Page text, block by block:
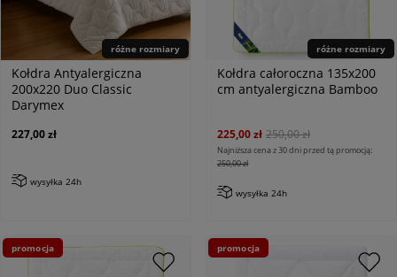
różne rozmiary
Kołdra Antyalergiczna
200x220 Duo Classic
Darymex
227,00 zł
wysyłka 24h
różne rozmiary
Kołdra całoroczna 135x200
cm antyalergiczna Bamboo
225,00 zł 250,00 zł
Najniższa cena z 30 dni przed tą promocją:
250,00 zł
wysyłka 24h
promocja promocja